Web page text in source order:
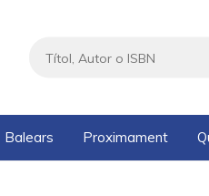
Balears Proximament